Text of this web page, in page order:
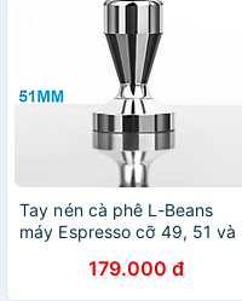
Tay nén cà phê L-Beans
máy Espresso cỡ 49, 51 và
179.000 đ